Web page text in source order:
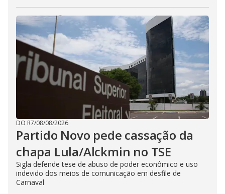
DO R7/08/08/2026
Partido Novo pede cassação da
chapa Lula/Alckmin no TSE
Sigla defende tese de abuso de poder econômico e uso
indevido dos meios de comunicação em desfile de
Carnaval